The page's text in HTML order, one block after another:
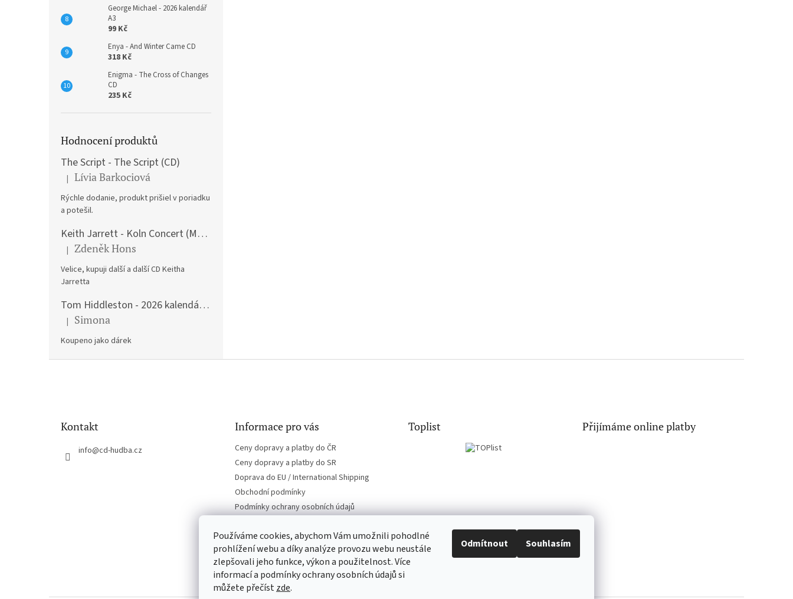
Používáme cookies, abychom Vám umožnili pohodlné
prohlížení webu a díky analýze provozu webu neustále
zlepšovali jeho funkce, výkon a použitelnost. Více
informací a podmínky ochrany osobních údajů si
můžete přečístzde.
Odmítnout Souhlasím
George Michael - 2026 kalendář
A3
99 Kč
Enya - And Winter Came CD
318 Kč
Enigma - The Cross of Changes
CD
235 Kč
Hodnocení produktů
The Script - The Script (CD)
Hodnocení produktu je 5 z 5 hvězdiček.
| Lívia Barkociová
Rýchle dodanie, produkt prišiel v poriadku
a potešil.
Keith Jarrett - Koln Concert (Music CD)
Hodnocení produktu je 5 z 5 hvězdiček.
| Zdeněk Hons
Velice, kupuji další a další CD Keitha
Jarretta
Tom Hiddleston - 2026 kalendář A3
Hodnocení produktu je 5 z 5 hvězdiček.
| Simona
Koupeno jako dárek
Kontakt
info@cd-hudba.cz
Informace pro vás
Ceny dopravy a platby do ČR
Ceny dopravy a platby do SR
Doprava do EU / International Shipping
Obchodní podmínky
Podmínky ochrany osobních údajů
Toplist Přijímáme online platby
EN-filmy.cz CD-Soundtrack.cz